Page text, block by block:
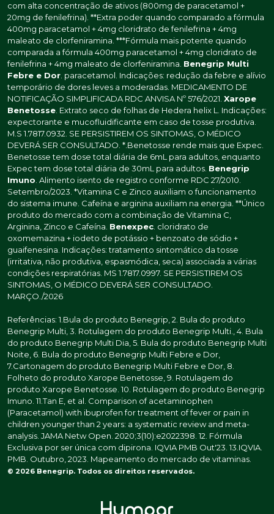
com alta concentração de ativos (800mg de paracetamol +
20mg de fenilefrina). **Extra poder quando comparado a fórmula
400mg paracetamol + 4mg cloridrato de fenilefrina + 4mg
maleato de clorfeniramina. ***Fórmula mais potente quando
comparada a fórmula 400mg paracetamol + 4mg cloridrato de
fenilefrina + 4mg maleato de clorfeniramina. Benegrip Multi
Febre e Dor. paracetamol. Indicações: redução da febre e alívio
temporário de dores leves a moderadas. MEDICAMENTO DE
NOTIFICAÇÃO SIMPLIFICADA RDC ANVISA Nº 576/2021. Xarope
Benetosse. Extrato seco de folhas de Hedera helix L. Indicações:
expectorante e mucofluidificante em caso de tosse produtiva.
M.S 1.7817.0932. SE PERSISTIREM OS SINTOMAS, O MÉDICO
DEVERÁ SER CONSULTADO. *.Benetosse rende mais que Expec.
Benetosse tem dose total diária de 6mL para adultos, enquanto
Expec tem dose total diária de 30mL para adultos. Benegrip
Imuno. Alimento isento de registro conforme RDC 27/2010.
Setembro/2023. *Vitamina C e Zinco auxiliam o funcionamento
do sistema imune. Cafeína e arginina auxiliam na energia. **Único
produto do mercado com a combinação de Vitamina C,
Arginina, Zinco e Cafeína. Benexpec. cloridrato de
oxomemazina + iodeto de potássio + benzoato de sódio +
guaifenesina. Indicações: tratamento sintomático da tosse
(irritativa, não produtiva, espasmódica, seca) associada a várias
condições respiratórias. MS 1.7817.0997. SE PERSISTIREM OS
SINTOMAS, O MÉDICO DEVERÁ SER CONSULTADO.
MARÇO./2026
Referências: 1.Bula do produto Benegrip, 2. Bula do produto
Benegrip Multi, 3. Rotulagem do produto Benegrip Multi., 4. Bula
do produto Benegrip Multi Dia, 5. Bula do produto Benegrip Multi
Noite, 6. Bula do produto Benegrip Multi Febre e Dor,
7.Cartonagem do produto Benegrip Multi Febre e Dor, 8.
Folheto do produto Xarope Benetosse, 9. Rotulagem do
produto Xarope Benetosse. 10. Rotulagem do produto Benegrip
Imuno. 11.Tan E, et al. Comparison of acetaminophen
(Paracetamol) with ibuprofen for treatment of fever or pain in
children younger than 2 years: a systematic review and meta-
analysis. JAMA Netw Open. 2020;3(10):e2022398. 12. Fórmula
Exclusiva por ser única com dipirona. IQVIA PMB Out'23. 13.IQVIA.
PMB. Outubro, 2023. Mapeamento do mercado de vitaminas.
© 2026 Benegrip. Todos os direitos reservados.